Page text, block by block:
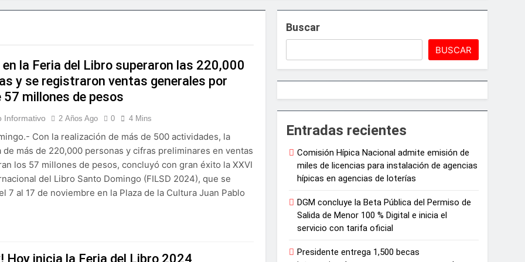
en Santiago la sexta jornada sobre Prevención de Lavado de Activos y Juego Responsable
participa en primer Foro Meta RD 2036 con miras a impulsar el crecimiento económico
de Ormuz al fin de amenazas EU
la mecanización del campo con el programa PRONAMEC
Santiago Hazim y otros seis implicados en caso SeNaSa
el oro en los 400 metros planos
plantea posición sobre proyecto de Ley General de Juegos de Azar
la Feria del Libro superaron las 220,000
y se registraron ventas generales por
57 millones de pesos
Informativo 2 Años Ago 0 4 Mins
Con la realización de más de 500 actividades, la
de más de 220,000 personas y cifras preliminares en ventas
los 57 millones de pesos, concluyó con gran éxito la XXVI
del Libro Santo Domingo (FILSD 2024), que se
7 al 17 de noviembre en la Plaza de la Cultura Juan Pablo
Hoy inicia la Feria del Libro 2024
Buscar
BUSCAR
Entradas recientes
Comisión Hípica Nacional admite emisión de
miles de licencias para instalación de agencias
hípicas en agencias de loterías
DGM concluye la Beta Pública del Permiso de
Salida de Menor 100 % Digital e inicia el
servicio con tarifa oficial
Presidente entrega 1,500 becas